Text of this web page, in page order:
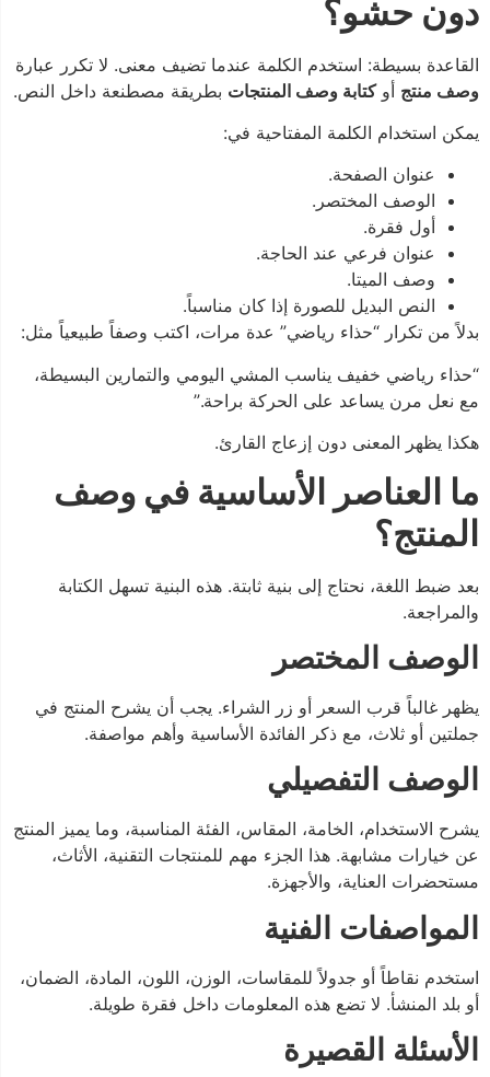
دون حشو؟
القاعدة بسيطة: استخدم الكلمة عندما تضيف معنى. لا تكرر عبارة
وصف منتجأو كتابة وصف المنتجاتبطريقة مصطنعة داخل النص.
يمكن استخدام الكلمة المفتاحية في:
عنوان الصفحة.
الوصف المختصر.
أول فقرة.
عنوان فرعي عند الحاجة.
وصف الميتا.
النص البديل للصورة إذا كان مناسباً.
بدلاً من تكرار “حذاء رياضي” عدة مرات، اكتب وصفاً طبيعياً مثل:
“حذاء رياضي خفيف يناسب المشي اليومي والتمارين البسيطة،
مع نعل مرن يساعد على الحركة براحة.”
هكذا يظهر المعنى دون إزعاج القارئ.
ما العناصر الأساسية في وصف
المنتج؟
بعد ضبط اللغة، نحتاج إلى بنية ثابتة. هذه البنية تسهل الكتابة
والمراجعة.
الوصف المختصر
يظهر غالباً قرب السعر أو زر الشراء. يجب أن يشرح المنتج في
جملتين أو ثلاث، مع ذكر الفائدة الأساسية وأهم مواصفة.
الوصف التفصيلي
يشرح الاستخدام، الخامة، المقاس، الفئة المناسبة، وما يميز المنتج
عن خيارات مشابهة. هذا الجزء مهم للمنتجات التقنية، الأثاث،
مستحضرات العناية، والأجهزة.
المواصفات الفنية
استخدم نقاطاً أو جدولاً للمقاسات، الوزن، اللون، المادة، الضمان،
أو بلد المنشأ. لا تضع هذه المعلومات داخل فقرة طويلة.
الأسئلة القصيرة